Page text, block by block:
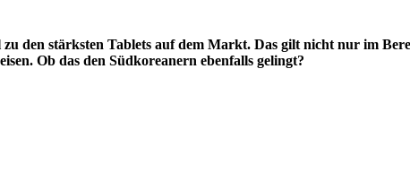
zu den stärksten Tablets auf dem Markt. Das gilt nicht nur im
Ob das den Südkoreanern ebenfalls gelingt?